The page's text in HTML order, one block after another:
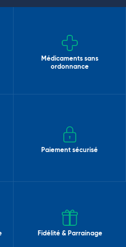
Médicaments sans
ordonnance
Paiement sécurisé
Fidélité & Parrainage